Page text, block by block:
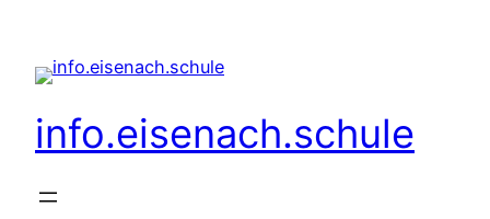
info.eisenach.schule